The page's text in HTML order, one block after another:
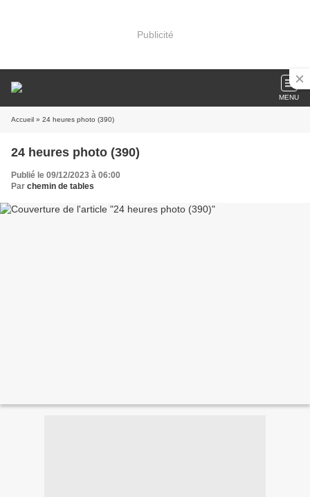
Publicité
MENU
Accueil » 24 heures photo (390)
24 heures photo (390)
Publié le 09/12/2023 à 06:00
Par chemin de tables